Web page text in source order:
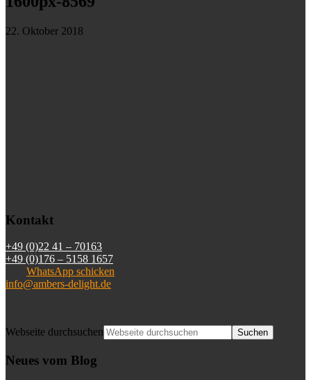
22. Oktober 2018
Kontakt
+49 (0)22 41 – 70163
+49 (0)176 – 5158 1657
WhatsApp schicken
info@ambers-delight.de
Webseite durchsuchen
Neues vom Blog